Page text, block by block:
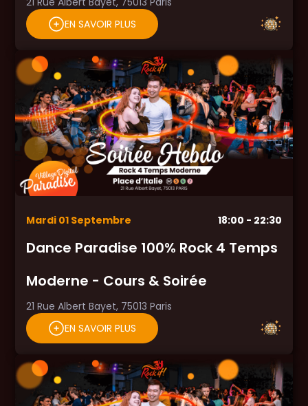
EN SAVOIR PLUS
Mardi 01 Septembre 18:00 - 22:30
Dance Paradise 100% Rock 4 Temps
Moderne - Cours & Soirée
21 Rue Albert Bayet, 75013 Paris
EN SAVOIR PLUS